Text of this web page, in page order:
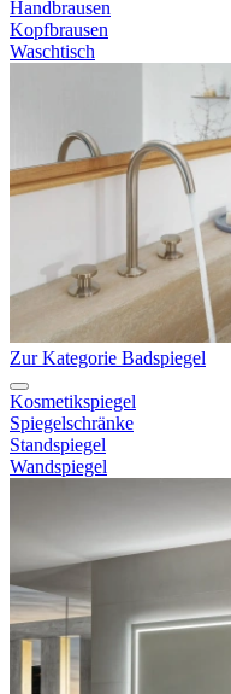
Handbrausen
Kopfbrausen
Waschtisch
Zur Kategorie Badspiegel
Kosmetikspiegel
Spiegelschränke
Standspiegel
Wandspiegel